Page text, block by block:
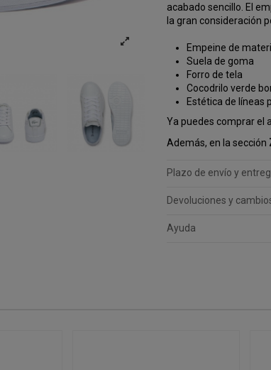
acabado sencillo. El
la gran consideración
Empeine de
Suela de goma
Forro de tela
Cocodrilo verde
Estética de líneas
Ya puedes comprar el
Además, en la sección
Plazo de envío y
Devoluciones y
Ayuda